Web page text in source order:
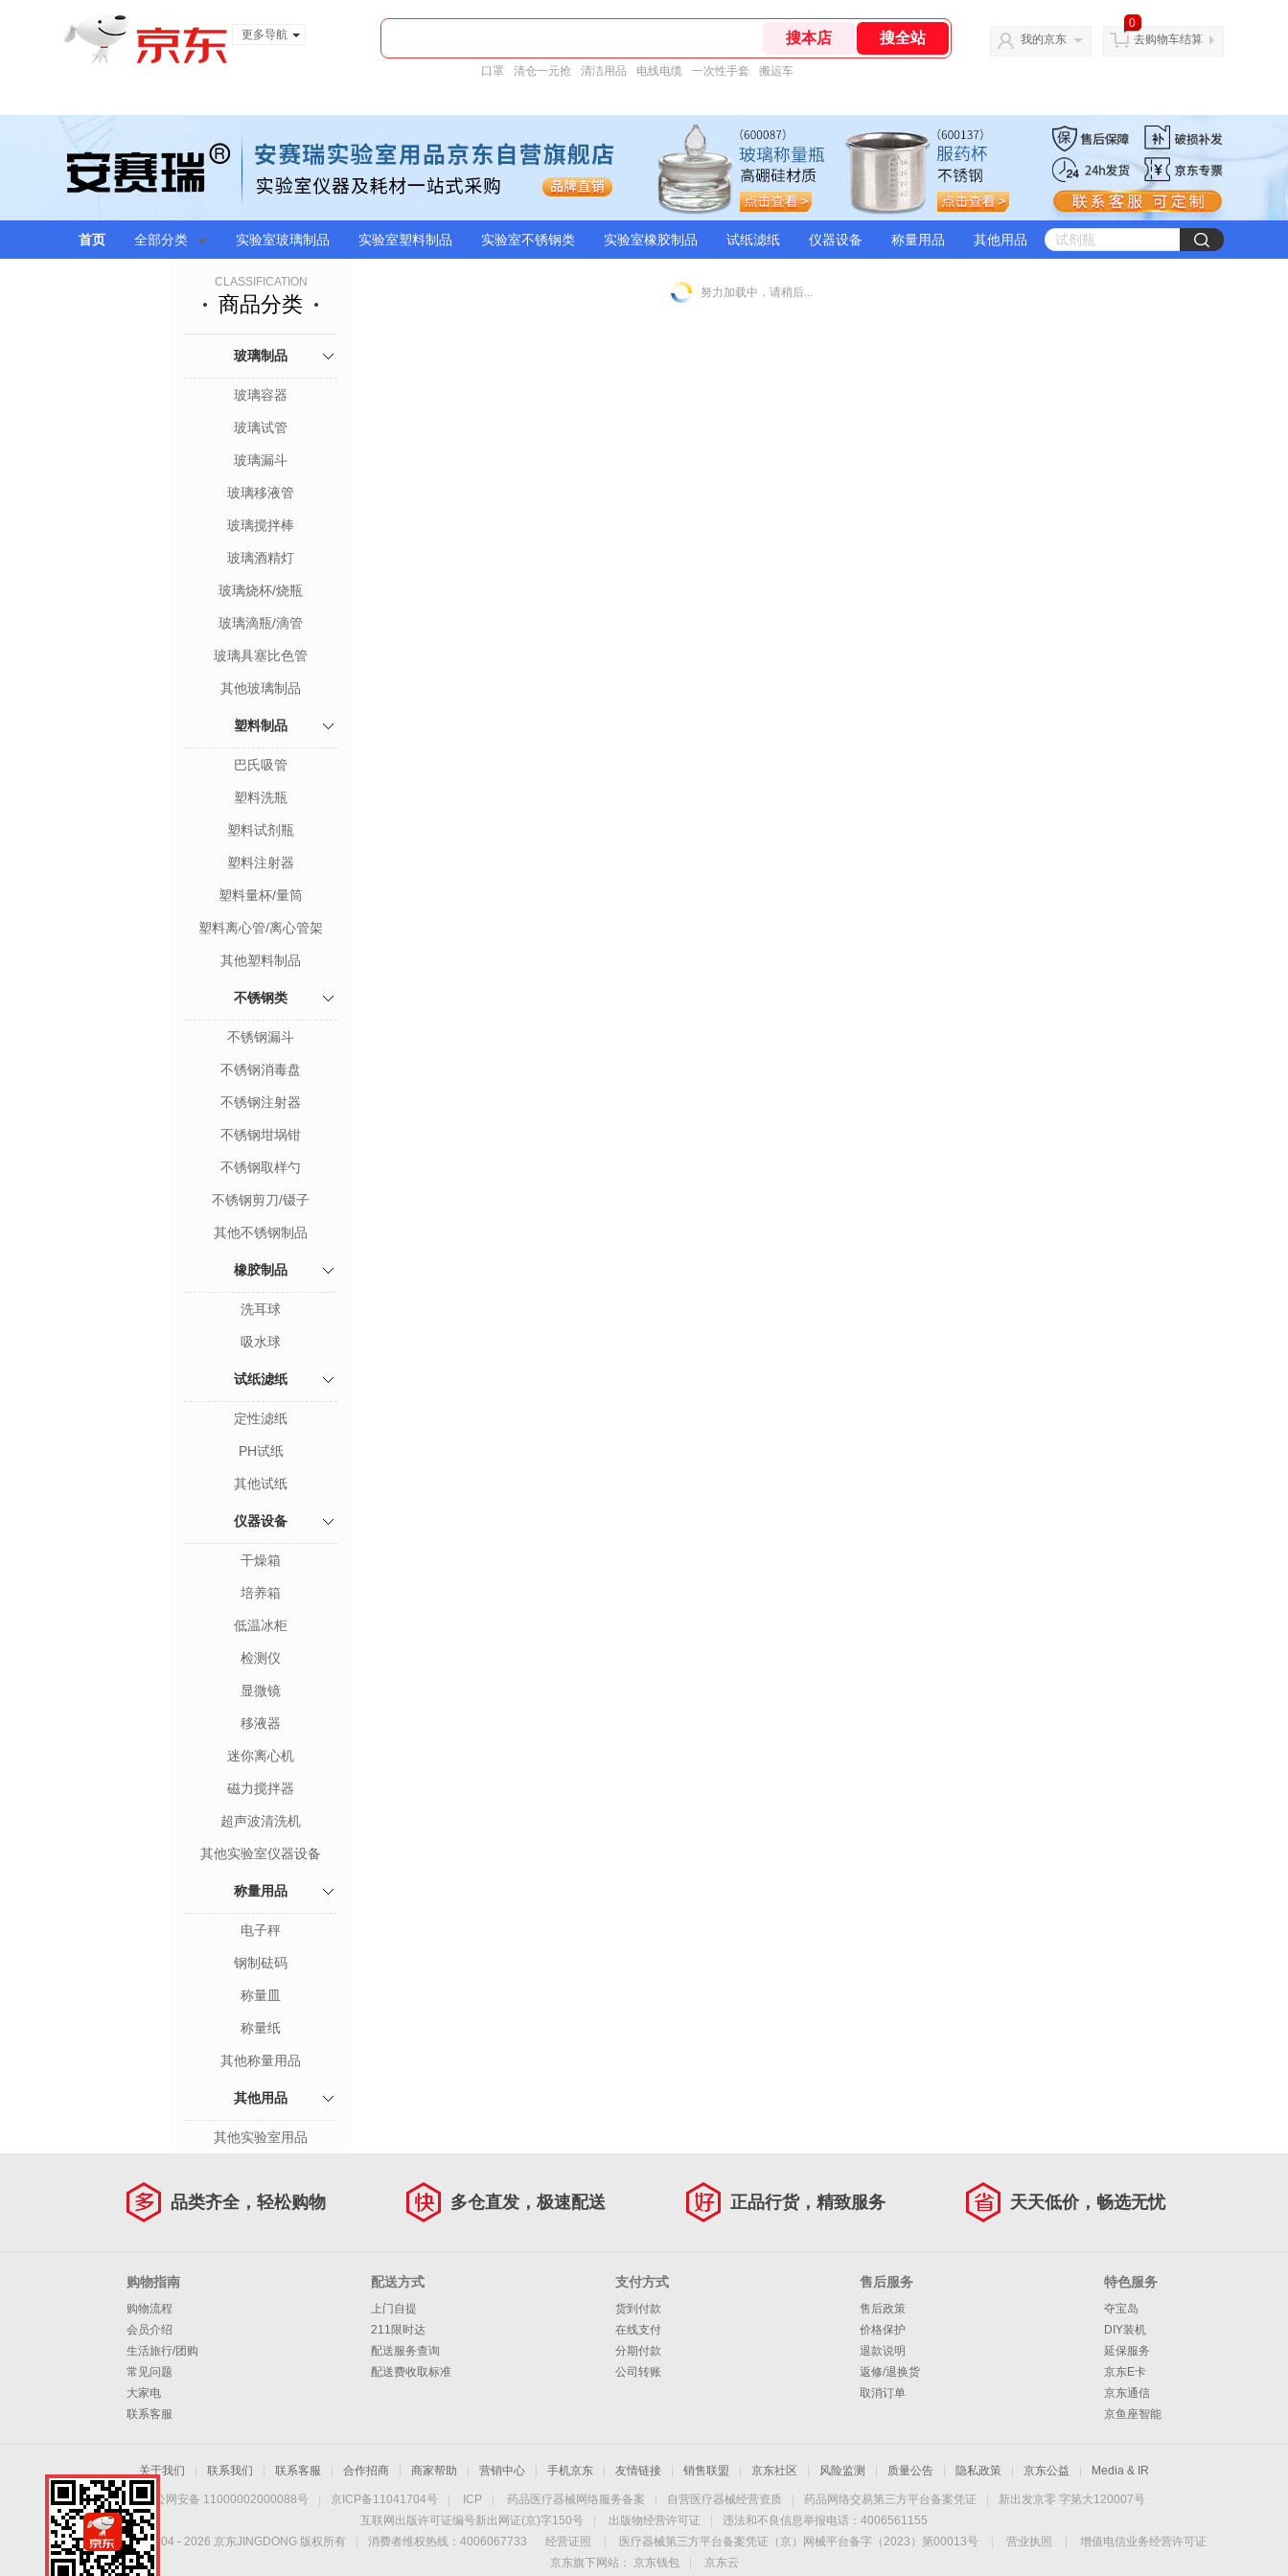
更多导航
口罩 清仓一元抢 清洁用品 电线电缆 一次性手套 搬运车
我的京东
0
去购物车结算
首页 全部分类 实验室玻璃制品 实验室塑料制品 实验室不锈钢类 实验室橡胶制品 试纸滤纸 仪器设备 称量用品 其他用品
CLASSIFICATION
商品分类
玻璃制品
玻璃容器
玻璃试管
玻璃漏斗
玻璃移液管
玻璃搅拌棒
玻璃酒精灯
玻璃烧杯/烧瓶
玻璃滴瓶/滴管
玻璃具塞比色管
其他玻璃制品
塑料制品
巴氏吸管
塑料洗瓶
塑料试剂瓶
塑料注射器
塑料量杯/量筒
塑料离心管/离心管架
其他塑料制品
不锈钢类
不锈钢漏斗
不锈钢消毒盘
不锈钢注射器
不锈钢坩埚钳
不锈钢取样勺
不锈钢剪刀/镊子
其他不锈钢制品
橡胶制品
洗耳球
吸水球
试纸滤纸
定性滤纸
PH试纸
其他试纸
仪器设备
干燥箱
培养箱
低温冰柜
检测仪
显微镜
移液器
迷你离心机
磁力搅拌器
超声波清洗机
其他实验室仪器设备
称量用品
电子秤
钢制砝码
称量皿
称量纸
其他称量用品
其他用品
其他实验室用品
努力加载中，请稍后...
品类齐全，轻松购物 多仓直发，极速配送 正品行货，精致服务 天天低价，畅选无忧
购物指南
购物流程
会员介绍
生活旅行/团购
常见问题
大家电
联系客服
配送方式
上门自提
211限时达
配送服务查询
配送费收取标准
支付方式
货到付款
在线支付
分期付款
公司转账
售后服务
售后政策
价格保护
退款说明
返修/退换货
取消订单
特色服务
夺宝岛
DIY装机
延保服务
京东E卡
京东通信
京鱼座智能
关于我们 联系我们 联系客服 合作招商 商家帮助 营销中心 手机京东 友情链接 销售联盟 京东社区 风险监测 质量公告 隐私政策 京东公益 Media & IR
京公网安备 11000002000088号 京ICP备11041704号 ICP 药品医疗器械网络服务备案 自营医疗器械经营资质 药品网络交易第三方平台备案凭证
新出发京零 字第大120007号
互联网出版许可证编号新出网证(京)字150号
出版物经营许可证
违法和不良信息举报电话：4006561155
Copyright © 2004 - 2026 京东JINGDONG 版权所有 消费者维权热线：4006067733 经营证照 医疗器械第三方平台备案凭证（京）网械平台备字（2023）第00013号 营业执照
增值电信业务经营许可证
京东旗下网站：
京东钱包
京东云